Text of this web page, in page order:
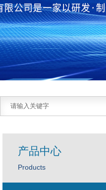
产品中心
Products